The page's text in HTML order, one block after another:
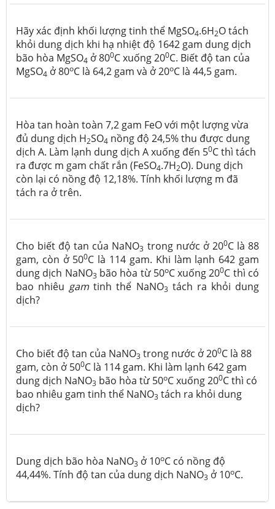
Hãy xác định khối lượng tinh thể MgSO4.6H2O tách
khỏi dung dịch khi hạ nhiệt độ 1642 gam dung dịch
bão hòa MgSO4 ở 800C xuống 200C. Biết độ tan của
MgSO4 ­ ở 80oC là 64,2 gam và ở 20oC là 44,5 gam.
Hòa tan hoàn toàn 7,2 gam FeO với một lượng vừa
đủ dung dịch H2SO4 nồng độ 24,5% thu được dung
dịch A. Làm lạnh dung dịch A xuống đến 50C thì tách
ra được m gam chất rắn (FeSO4.7H2O). Dung dịch
còn lại có nồng độ 12,18%. Tính khối lượng m đã
tách ra ở trên.
Cho biết độ tan của NaNO3 trong nước ở 200C là 88
gam, còn ở 500C là 114 gam. Khi làm lạnh 642 gam
dung dịch NaNO3 bão hòa từ 50oC xuống 200C thì có
bao nhiêu gam tinh thể NaNO3 tách ra khỏi dung
dịch?
Cho biết độ tan của NaNO3 trong nước ở 200C là 88
gam, còn ở 500C là 114 gam. Khi làm lạnh 642 gam
dung dịch NaNO3 bão hòa từ 50oC xuống 200C thì có
bao nhiêu gam tinh thể NaNO3 tách ra khỏi dung
dịch?
Dung dịch bão hòa NaNO3 ở 10oC có nồng độ
44,44%. Tính độ tan của dung dịch NaNO3 ở 10oC.